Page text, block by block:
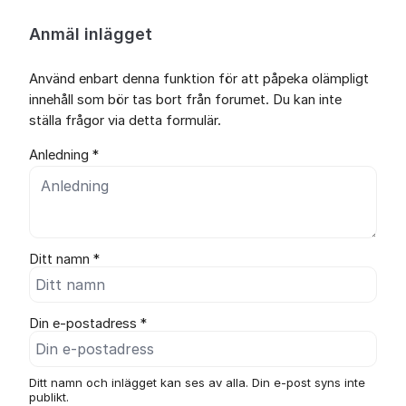
Anmäl inlägget
Använd enbart denna funktion för att påpeka olämpligt
innehåll som bör tas bort från forumet. Du kan inte
ställa frågor via detta formulär.
Anledning *
Ditt namn *
Din e-postadress *
Ditt namn och inlägget kan ses av alla. Din e-post syns inte
publikt.